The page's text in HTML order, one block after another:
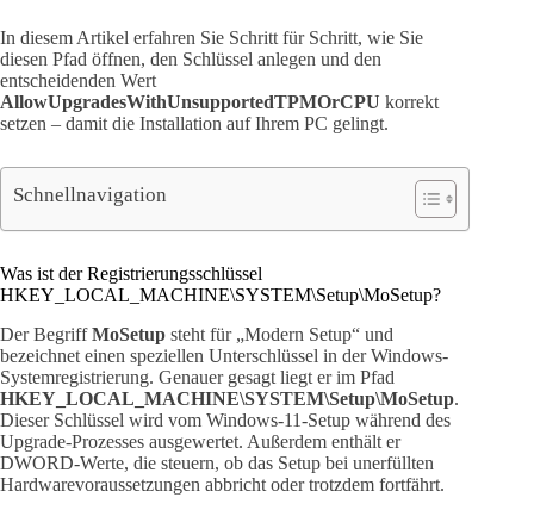
In diesem Artikel erfahren Sie Schritt für Schritt, wie Sie
diesen Pfad öffnen, den Schlüssel anlegen und den
entscheidenden Wert
AllowUpgradesWithUnsupportedTPMOrCPU korrekt
setzen – damit die Installation auf Ihrem PC gelingt.
Schnellnavigation
Was ist der Registrierungsschlüssel
HKEY_LOCAL_MACHINE\SYSTEM\Setup\MoSetup?
Der BegriffMoSetup steht für „Modern Setup“ und
bezeichnet einen speziellen Unterschlüssel in der Windows-
Systemregistrierung. Genauer gesagt liegt er im Pfad
HKEY_LOCAL_MACHINE\SYSTEM\Setup\MoSetup.
Dieser Schlüssel wird vom Windows-11-Setup während des
Upgrade-Prozesses ausgewertet. Außerdem enthält er
DWORD-Werte, die steuern, ob das Setup bei unerfüllten
Hardwarevoraussetzungen abbricht oder trotzdem fortfährt.